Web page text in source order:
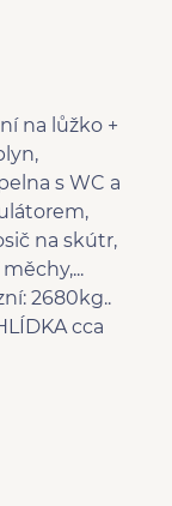
na lůžko +
s WC a
na skútr,
2680kg..
cca